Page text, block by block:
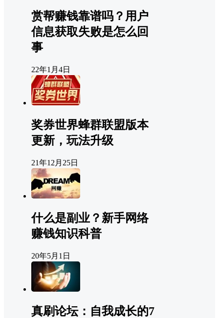
赏帮赚钱靠谱吗？用户
信息获取失败是怎么回
事
22年1月4日
奖券世界蜂群联盟版本
更新，玩法升级
21年12月25日
什么是副业？新手网络
赚钱知识科普
20年5月1日
真刷论坛：自我成长的7